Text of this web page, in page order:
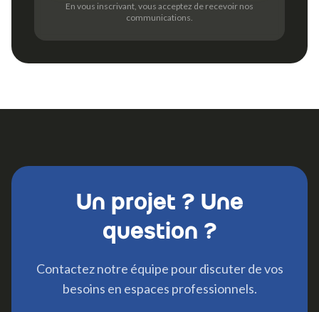
En vous inscrivant, vous acceptez de recevoir nos
communications.
Un projet ? Une
question ?
Contactez notre équipe pour discuter de vos
besoins en espaces professionnels.